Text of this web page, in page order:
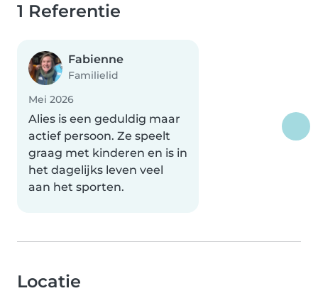
1 Referentie
Fabienne
Familielid
Mei 2026
Alies is een geduldig maar
actief persoon. Ze speelt
graag met kinderen en is in
het dagelijks leven veel
aan het sporten.
Locatie